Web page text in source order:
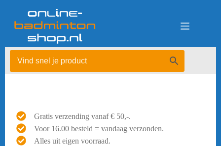
Gratis verzending vanaf € 50,-.
Voor 16.00 besteld = vandaag verzonden.
Alles uit eigen voorraad.